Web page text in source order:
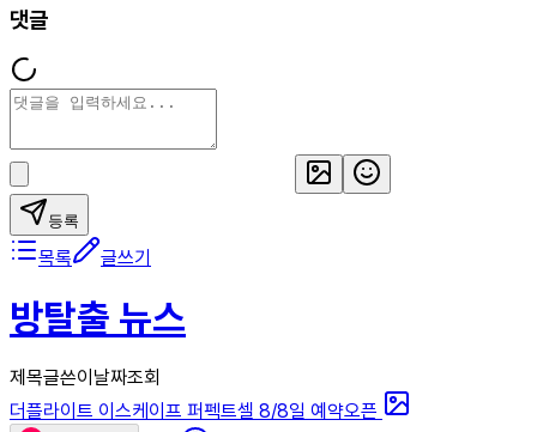
댓글
등록
목록 글쓰기
방탈출 뉴스
제목글쓴이 날짜조회
더플라이트 이스케이프 퍼펙트셀 8/8일 예약오픈